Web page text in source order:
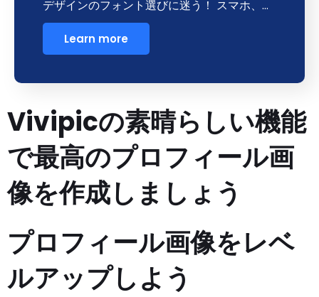
デザインのフォント選びに迷う！ スマホ、…
Learn more
Vivipicの素晴らしい機能
で最高のプロフィール画
像を作成しましょう
プロフィール画像をレベ
ルアップしよう